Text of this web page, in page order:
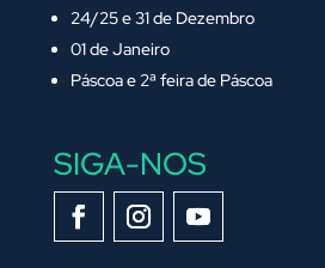
24/25 e 31 de Dezembro
01 de Janeiro
Páscoa e 2ª feira de Páscoa
SIGA-NOS